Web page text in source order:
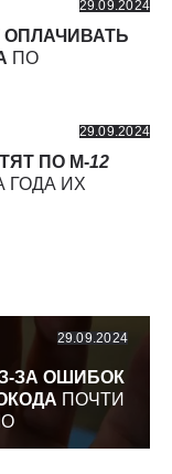
29.09.2024
ОПЛАЧИВАТЬ
ПО
29.09.2024
ПО М-12
ГОДА ИХ
29.09.2024
ЗА ОШИБОК
ПОЧТИ